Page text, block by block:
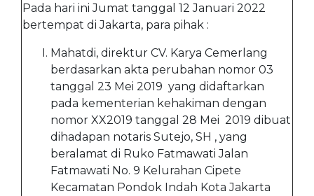
Pada hari ini Jumat tanggal 12 Januari 2022
bertempat di Jakarta, para pihak :
Mahatdi, direktur CV. Karya Cemerlang
berdasarkan akta perubahan nomor 03
tanggal 23 Mei 2019 yang didaftarkan
pada kementerian kehakiman dengan
nomor XX2019 tanggal 28 Mei 2019 dibuat
dihadapan notaris Sutejo, SH , yang
beralamat di Ruko Fatmawati Jalan
Fatmawati No. 9 Kelurahan Cipete
Kecamatan Pondok Indah Kota Jakarta